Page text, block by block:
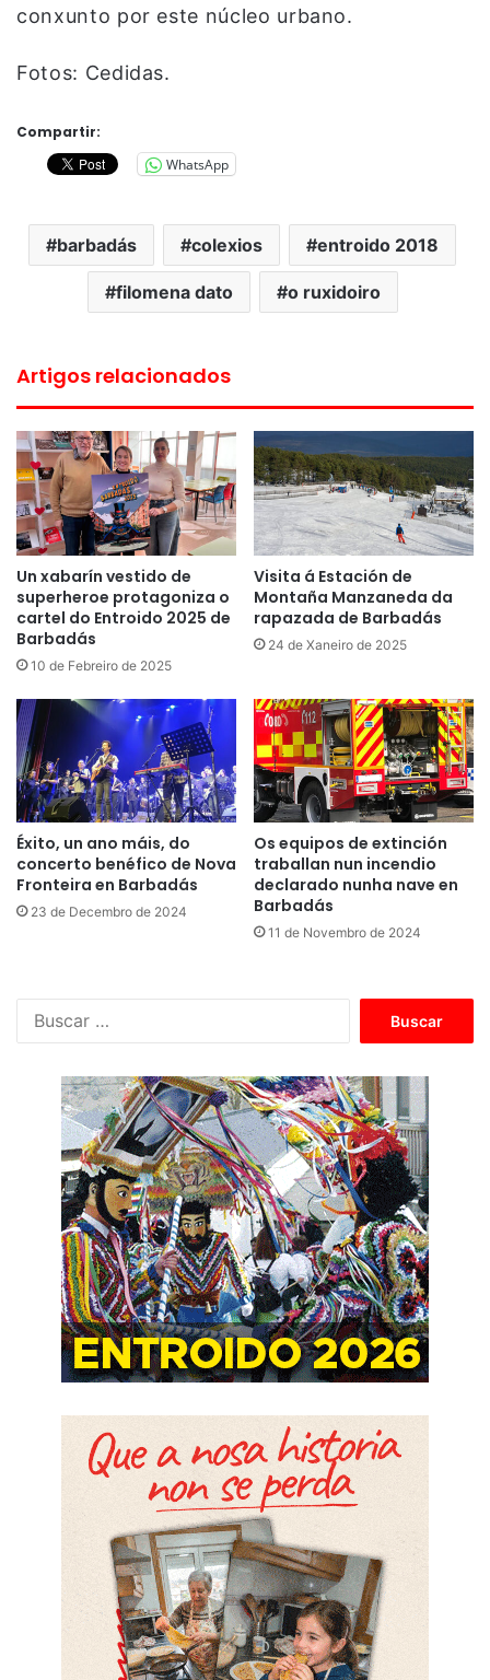
conxunto por este núcleo urbano.
Fotos: Cedidas.
Compartir:
WhatsApp
barbadás colexios entroido 2018
filomena dato o ruxidoiro
Artigos relacionados
Un xabarín vestido de
superheroe protagoniza o
cartel do Entroido 2025 de
Barbadás
10 de Febreiro de 2025
Visita á Estación de
Montaña Manzaneda da
rapazada de Barbadás
24 de Xaneiro de 2025
Éxito, un ano máis, do
concerto benéfico de Nova
Fronteira en Barbadás
23 de Decembro de 2024
Os equipos de extinción
traballan nun incendio
declarado nunha nave en
Barbadás
11 de Novembro de 2024
c
a
r
: